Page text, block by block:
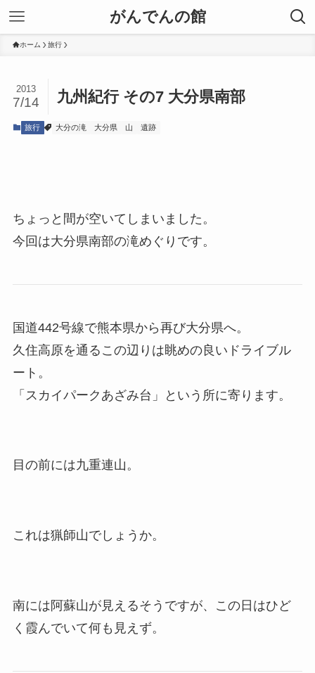
がんでんの館
ホーム 旅行
九州紀行 その7 大分県南部
2013
7/14
旅行 大分の滝 大分県 山 遺跡
ちょっと間が空いてしまいました。
今回は大分県南部の滝めぐりです。
国道442号線で熊本県から再び大分県へ。
久住高原を通るこの辺りは眺めの良いドライブル
ート。
「スカイパークあざみ台」という所に寄ります。
目の前には九重連山。
これは猟師山でしょうか。
南には阿蘇山が見えるそうですが、この日はひど
く霞んでいて何も見えず。